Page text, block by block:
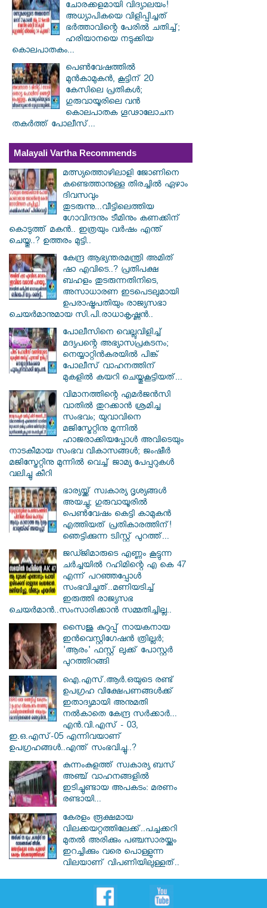
ചോരക്കളമായി വിദ്യാലയം!
അധ്യാപികയെ വിളിപ്പിച്ചത്
ഭർത്താവിന്റെ പേരിൽ ചതിച്ച്;
ഹരിയാനയെ നടുക്കിയ
കൊലപാതകം...
പെൺവേഷത്തിൽ
മുൻകാമുകൻ, കൂട്ടിന് 20
കേസിലെ പ്രതികൾ;
ഗുരുവായൂരിലെ വൻ
കൊലപാതക ഗൂഢാലോചന
തകർത്ത് പോലീസ്...
Malayali Vartha Recommends
മത്സ്യത്തൊഴിലാളി ജോണിനെ
കണ്ടെത്താനുള്ള തിരച്ചിൽ ഏഴാം
ദിവസവും
തുടരുന്നു...വീട്ടിലെത്തിയ
ഗോവിന്ദനും ടീമിനും കണക്കിന്
കൊടുത്ത് മകൻ.. ഇത്രയും വർഷം എന്ത്
ചെയ്തു..? ഉത്തരം മുട്ടി..
കേന്ദ്ര ആഭ്യന്തരമന്ത്രി അമിത്
ഷാ എവിടെ..? പ്രതിപക്ഷ
ബഹളം തുടരുന്നതിനിടെ,
അസാധാരണ ഇടപെടലുമായി
ഉപരാഷ്ട്രപതിയും രാജ്യസഭാ
ചെയർമാനുമായ സി.പി.രാധാകൃഷ്ണൻ..
പോലീസിനെ വെല്ലുവിളിച്ച്
മദ്യപന്റെ അഭ്യാസപ്രകടനം;
നെയ്യാറ്റിൻകരയിൽ പിങ്ക്
പോലീസ് വാഹനത്തിന്
മുകളിൽ കയറി ചെയ്തുകൂട്ടിയത്...
വിമാനത്തിന്റെ എമർജൻസി
വാതിൽ തുറക്കാൻ ശ്രമിച്ച
സംഭവം; യുവാവിനെ
മജിസ്ട്രേറ്റിനു മുന്നിൽ
ഹാജരാക്കിയപ്പോൾ അവിടെയും
നാടകീമായ സംഭവ വികാസങ്ങൾ; ജംഷീർ
മജിസ്ട്രേറ്റിനു മുന്നിൽ വെച്ച് ജാമ്യ പേപ്പറുകൾ
വലിച്ചു കീറി
ഭാര്യയ്ക്ക് സ്വകാര്യ ദൃശ്യങ്ങൾ
അയച്ചു; ഗുരുവായൂരിൽ
പെൺവേഷം കെട്ടി കാമുകൻ
എത്തിയത് പ്രതികാരത്തിന്!
ഞെട്ടിക്കുന്ന ട്വിസ്റ്റ് പുറത്ത്...
ജഡ്ജിമാരുടെ എണ്ണം കൂട്ടുന്ന
ചർച്ചയിൽ റഹിമിന്റെ എ കെ 47
എന്ന് പറഞ്ഞപ്പോൾ
സംഭവിച്ചത്..മണിയടിച്ച്
ഇരുത്തി രാജ്യസഭ
ചെയർമാൻ..സംസാരിക്കാൻ സമ്മതിച്ചില്ല..
സൈജു കുറുപ്പ് നായകനായ
ഇൻവെസ്റ്റിഗേഷൻ ത്രില്ലർ;
'ആരം' ഫസ്റ്റ് ലുക്ക് പോസ്റ്റർ
പുറത്തിറങ്ങി
ഐ.എസ്.ആർ.ഒയുടെ രണ്ട്
ഉപഗ്രഹ വിക്ഷേപണങ്ങൾക്ക്
ഇതാദ്യമായി അനുമതി
നൽകാതെ കേന്ദ്ര സർക്കാർ...
എൻ.വി.എസ് - 03,
ഇ.ഒ.എസ്-05 എന്നിവയാണ്
ഉപഗ്രഹങ്ങൾ..എന്ത് സംഭവിച്ചു..?
കുന്നംകുളത്ത് സ്വകാര്യ ബസ്
അഞ്ച് വാഹനങ്ങളിൽ
ഇടിച്ചുണ്ടായ അപകടം: മരണം
രണ്ടായി...
കേരളം രൂക്ഷമായ
വിലക്കയറ്റത്തിലേക്ക്..പച്ചക്കറി
മുതൽ അരിക്കും പഞ്ചസാരയ്ക്കും
ഇറച്ചിക്കും വരെ പൊള്ളുന്ന
വിലയാണ് വിപണിയിലുള്ളത്..